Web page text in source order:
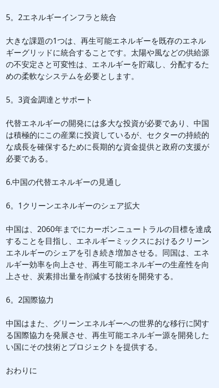
5。2エネルギーインフラと統合
大きな課題の1つは、再生可能エネルギーを既存のエネル
ギーグリッドに統合することです。太陽や風などの供給源
の不安定さと可変性は、エネルギーを貯蔵し、分配するた
めの柔軟なシステムを必要とします。
5。3資金調達とサポート
代替エネルギーの開発には多大な投資が必要であり、中国
は積極的にこの産業に投資しているが、セクターの持続的
な成長を確保するために長期的な資金提供と政府の支援が
必要である。
6.中国の代替エネルギーの見通し
6。1クリーンエネルギーのシェア拡大
中国は、2060年までにカーボンニュートラルの目標を達成
することを目指し、エネルギーミックスにおけるクリーン
エネルギーのシェアを引き続き増加させる。同国は、エネ
ルギー効率を向上させ、再生可能エネルギーの生産性を向
上させ、炭素排出量を削減する技術を開発する。
6。2国際協力
中国はまた、グリーンエネルギーへの世界的な移行に関す
る国際協力を発展させ、再生可能エネルギー源を開発した
い国にその技術とプロジェクトを提供する。
おわりに